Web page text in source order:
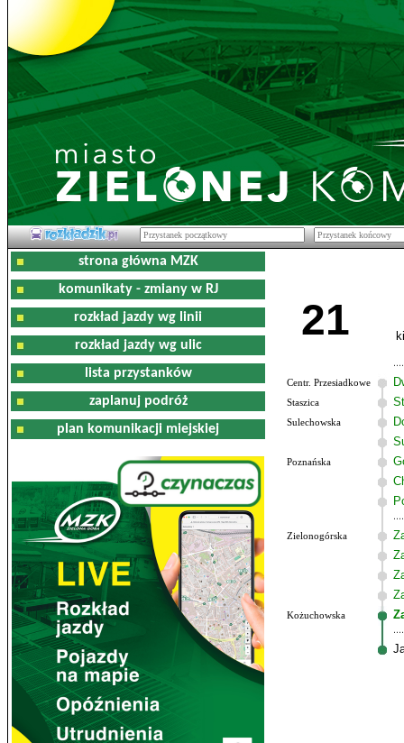
strona główna MZK
komunikaty - zmiany w RJ
rozkład jazdy wg linii
rozkład jazdy wg ulic
lista przystanków
zaplanuj podróż
plan komunikacji miejskiej
21
Centr. Przesiadkowe
Staszica
Sulechowska
Poznańska
Zielonogórska
Kożuchowska